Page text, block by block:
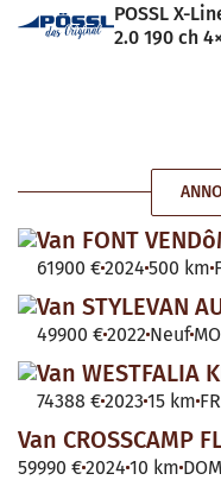
POSSL X-
2.0 190 ch
Van FONT
61900 €2024 500 km
Van STYLEVAN
49900 €2022 Neuf
Van WESTFALIA
74388 €2023 15 km
Van CROSSCAMP
59990 €2024 10 km